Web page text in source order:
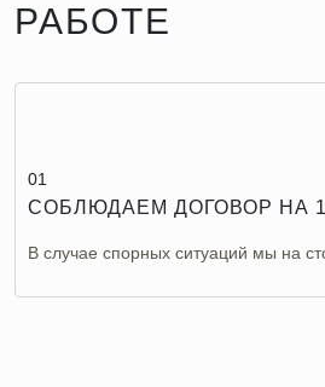
РАБОТЕ
01
СОБЛЮДАЕМ ДОГОВОР НА
В случае спорных ситуаций мы на